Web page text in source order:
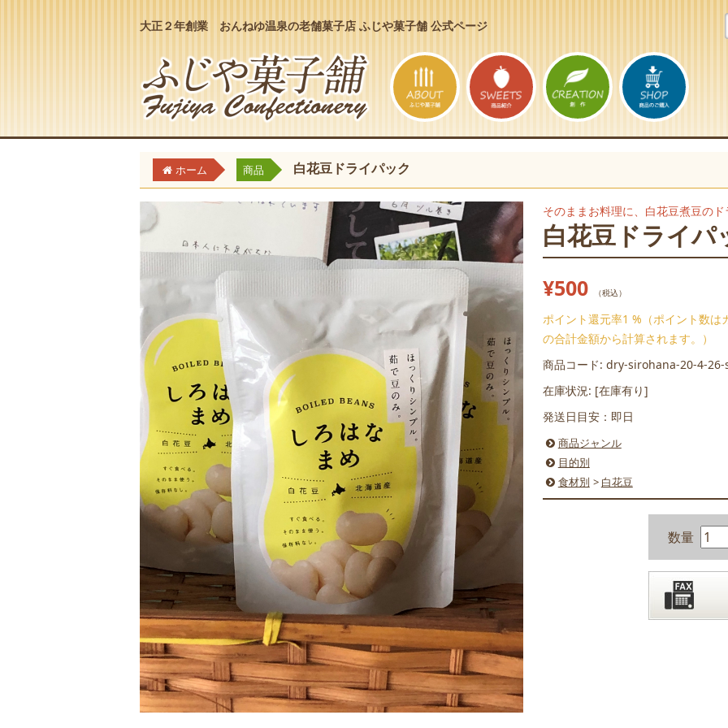
大正２年創業 おんねゆ温泉の老舗菓子店 ふじや菓子舗 公式ページ
ホーム 商品 白花豆ドライパック
そのままお料理に、白花豆煮豆の
白花豆ドライパ
¥500 （税込）
ポイント還元率1 %（ポイント数は
の合計金額から計算されます。）
商品コード: dry-sirohana-20-4-26-
在庫状況: [在庫有り]
発送日目安：即日
商品ジャンル
目的別
食材別 > 白花豆
数量